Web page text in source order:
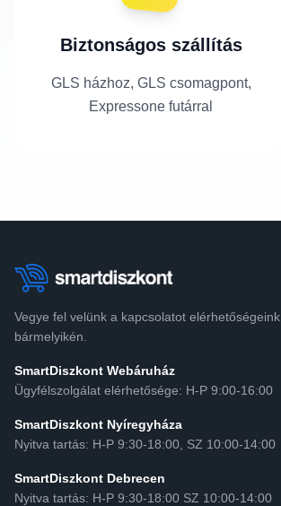
Biztonságos szállítás
GLS házhoz, GLS csomagpont,
Expressone futárral
Vegye fel velünk a kapcsolatot elérhetőségeink
bármelyikén.
SmartDiszkont Webáruház
Ügyfélszolgálat elérhetősége: H-P 9:00-16:00
SmartDiszkont Nyíregyháza
Nyitva tartás: H-P 9:30-18:00, SZ 10:00-14:00
SmartDiszkont Debrecen
Nyitva tartás: H-P 9:30-18:00 SZ 10:00-14:00